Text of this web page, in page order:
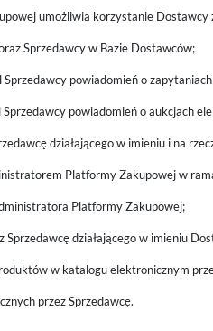
umożliwia korzystanie Dostawcy
Sprzedawcy w Bazie Dostawców;
powiadomień o
powiadomień o aukcjach
działającego w imieniu i na
Platformy Zakupowej w
Platformy Zakupowej;
działającego w imieniu
w katalogu elektronicznym
przez Sprzedawcę.